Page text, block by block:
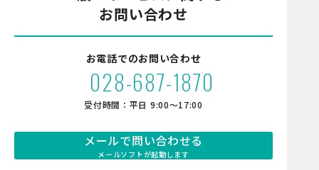
数字で見るベストロジ栃木
社員インタビュー
仕事について
キャリア採用情報
お問い合わせ
お電話でのお問い合わせ
028-687-1870
受付時間：平日 9:00〜17:00
メールで問い合わせる
メールソフトが起動します